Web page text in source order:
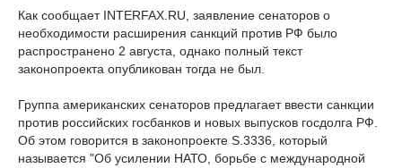
Как сообщает INTERFAX.RU, заявление сенаторов о
необходимости расширения санкций против РФ было
распространено 2 августа, однако полный текст
законопроекта опубликован тогда не был.
Группа американских сенаторов предлагает ввести санкции
против российских госбанков и новых выпусков госдолга РФ.
Об этом говорится в законопроекте S.3336, который
называется "Об усилении НАТО, борьбе с международной